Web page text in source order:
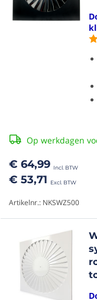
€ 64,99
€ 53,71
Op werkdagen
Artikelnr.: NKSWZ500